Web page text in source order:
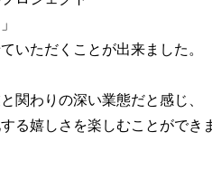
いただくことが出来ました。
関わりの深い業態だと感じ、
る嬉しさを楽しむことができ